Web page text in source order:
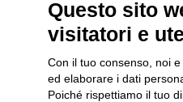
Privacy Policy
Scopri
Progetti
Questo sito
visitatori e
Con il tuo consenso, noi
ed elaborare i dati
Poiché rispettiamo il tuo